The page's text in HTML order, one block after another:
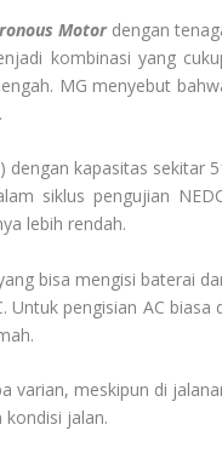
Motordengan
kombinasi yang
MG menyebut
kapasitas sekitar
siklus pengujian
lebih rendah.
bisa mengisi baterai
pengisian AC biasa
varian, meskipun di
jalan.